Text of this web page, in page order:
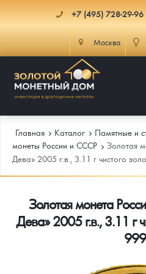
+7 (495) 728-29-96
Москва
Каталог
Каталог Монет
Инвестиционные монеты
Инфо
Как сделать заказ
Доставка
Главная Каталог Памятные и
монеты России и СССР
Золотая
Дева» 2005 г.в., 3.11 г чистого
Золотая монета
Дева» 2005 г.в., 3.11 г